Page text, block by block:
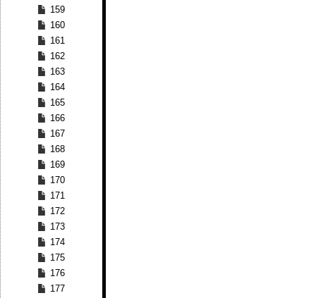
159
160
161
162
163
164
165
166
167
168
169
170
171
172
173
174
175
176
177